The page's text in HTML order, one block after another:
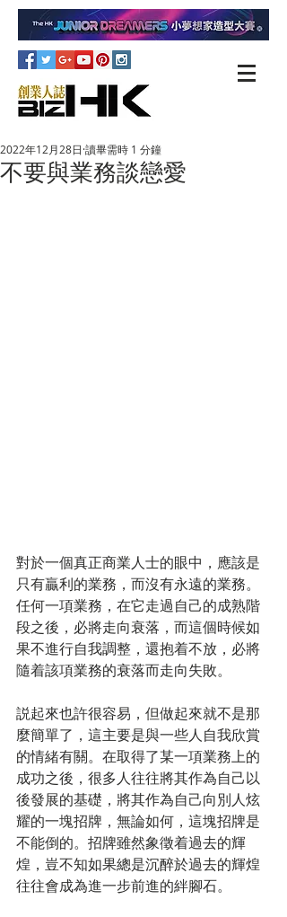
不要與業務談戀愛
2022年12月28日 讀畢需時 1 分鐘
對於一個真正商業人士的眼中，應該是
只有贏利的業務，而沒有永遠的業務。
任何一項業務，在它走過自己的成熟階
段之後，必將走向衰落，而這個時候如
果不進行自我調整，還抱着不放，必將
隨着該項業務的衰落而走向失敗。
説起來也許很容易，但做起來就不是那
麼簡單了，這主要是與一些人自我欣賞
的情緒有關。在取得了某一項業務上的
成功之後，很多人往往將其作為自己以
後發展的基礎，將其作為自己向別人炫
耀的一塊招牌，無論如何，這塊招牌是
不能倒的。招牌雖然象徵着過去的輝
煌，豈不知如果總是沉醉於過去的輝煌
往往會成為進一步前進的絆腳石。